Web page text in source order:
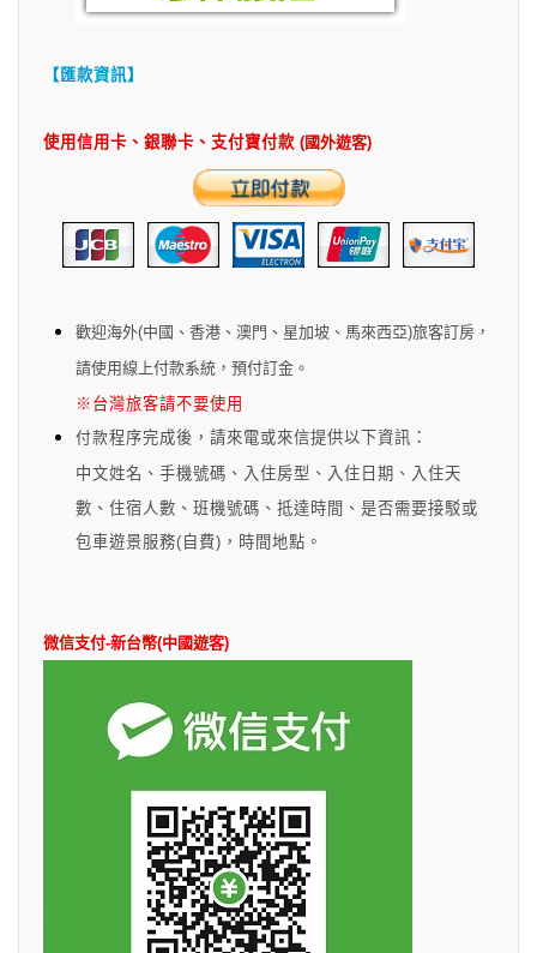
【匯款資訊】
使用信用卡、銀聯卡 、支付寶付款 (國外遊客)
歡迎海外(中國、香港、澳門、星加坡、馬來西亞)旅客訂房，
請使用線上付款系統，預付訂金。
※ 台灣旅客請不要使用
付款程序完成後 ， 請來電或來信提供以下資訊：
中文姓名 、 手機號碼 、 入住房型 、 入住日期 、 入住天
數 、 住宿人數 、 班機號碼 、 抵達時間 、 是否需要接駁或
包車遊景服務(自費) ， 時間地點 。
微信支付-新台幣(中國遊客)